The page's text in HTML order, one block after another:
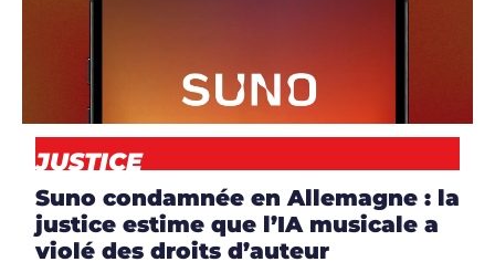
ARTICLES,NEWS
JUSTICE
Suno condamnée en Allemagne : la
justice estime que l’IA musicale a
violé des droits d’auteur